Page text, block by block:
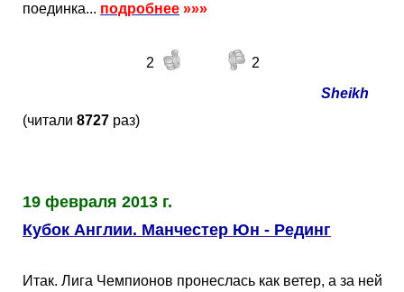
поединка... подробнее »»»
2
2
Sheikh
(читали 8727 раз)
19 февраля 2013 г.
Кубок Англии. Манчестер Юн - Рединг
Итак. Лига Чемпионов пронеслась как ветер, а за ней